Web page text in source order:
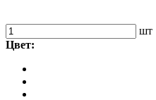
шт
Цвет: